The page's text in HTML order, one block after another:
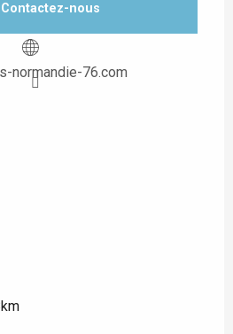
Contactez-nous
normandie-76.com